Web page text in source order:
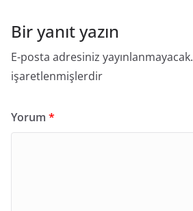
Bir yanıt yazın
E-posta adresiniz yayınlanmayacak.
işaretlenmişlerdir
Yorum *